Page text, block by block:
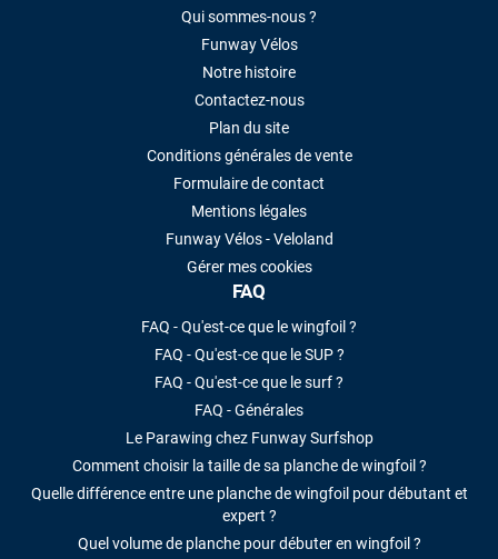
Qui sommes-nous ?
Funway Vélos
Notre histoire
Contactez-nous
Plan du site
Conditions générales de vente
Formulaire de contact
Mentions légales
Funway Vélos - Veloland
Gérer mes cookies
FAQ
FAQ - Qu'est-ce que le wingfoil ?
FAQ - Qu'est-ce que le SUP ?
FAQ - Qu'est-ce que le surf ?
FAQ - Générales
Le Parawing chez Funway Surfshop
Comment choisir la taille de sa planche de wingfoil ?
Quelle différence entre une planche de wingfoil pour débutant et
expert ?
Quel volume de planche pour débuter en wingfoil ?